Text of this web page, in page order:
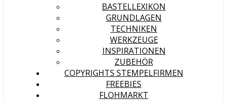
BASTELLEXIKON
GRUNDLAGEN
TECHNIKEN
WERKZEUGE
INSPIRATIONEN
ZUBEHÖR
COPYRIGHTS STEMPELFIRMEN
FREEBIES
FLOHMARKT